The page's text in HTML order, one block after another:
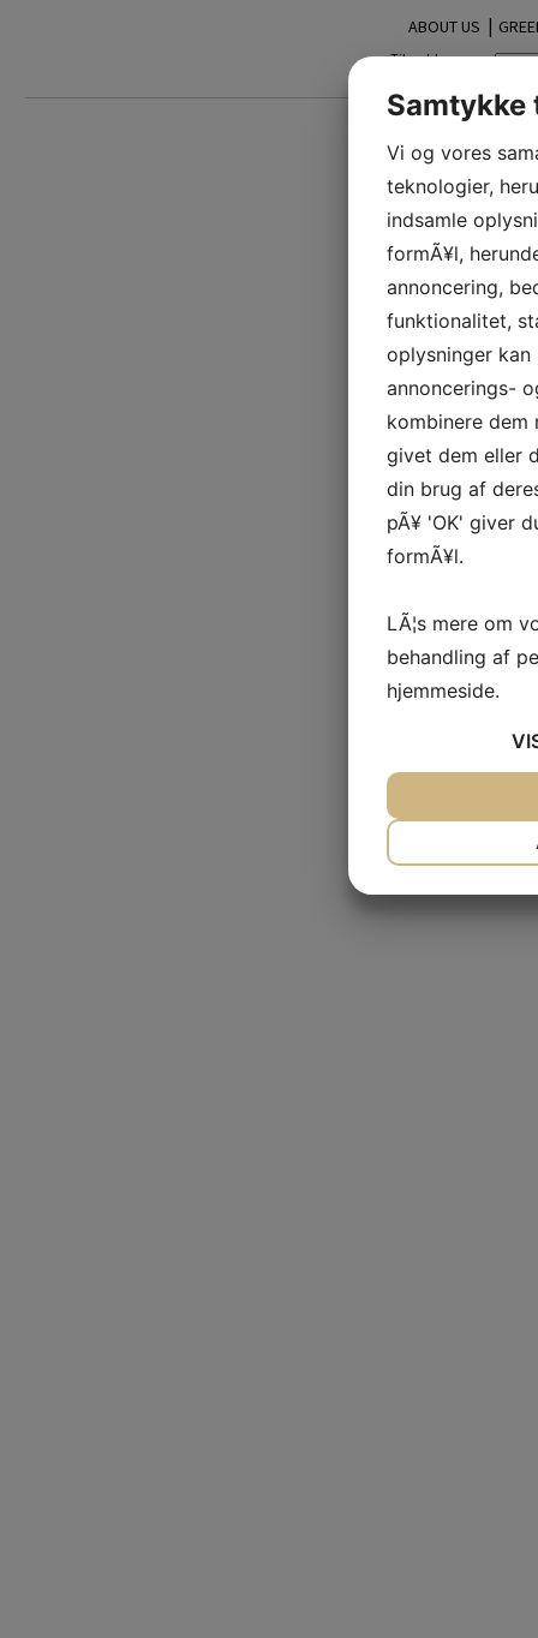
ABOUT US |
Tilmeld
Vi og vores
teknologier,
indsamle
formÃ¥l,
annoncering,
funktionalitet,
oplysninger
annoncerings-
kombinere dem
givet dem eller
din brug af
pÃ¥ 'OK' giver
formÃ¥l.
LÃ¦s mere om
behandling af
hjemmeside.